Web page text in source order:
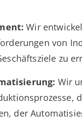
Wir
von
zu
Wir
der